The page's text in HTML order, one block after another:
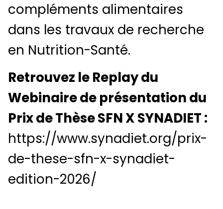
compléments alimentaires
dans les travaux de recherche
en Nutrition-Santé.
Retrouvez le Replay du
Webinaire de présentation du
Prix de Thèse SFN X SYNADIET :
https://www.synadiet.org/prix-
de-these-sfn-x-synadiet-
edition-2026/